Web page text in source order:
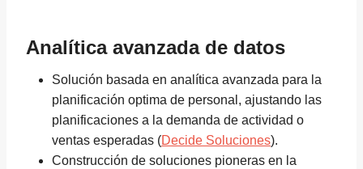
Analítica avanzada de datos
Solución basada en analítica avanzada para la
planificación optima de personal, ajustando las
planificaciones a la demanda de actividad o
ventas esperadas (Decide Soluciones).
Construcción de soluciones pioneras en la